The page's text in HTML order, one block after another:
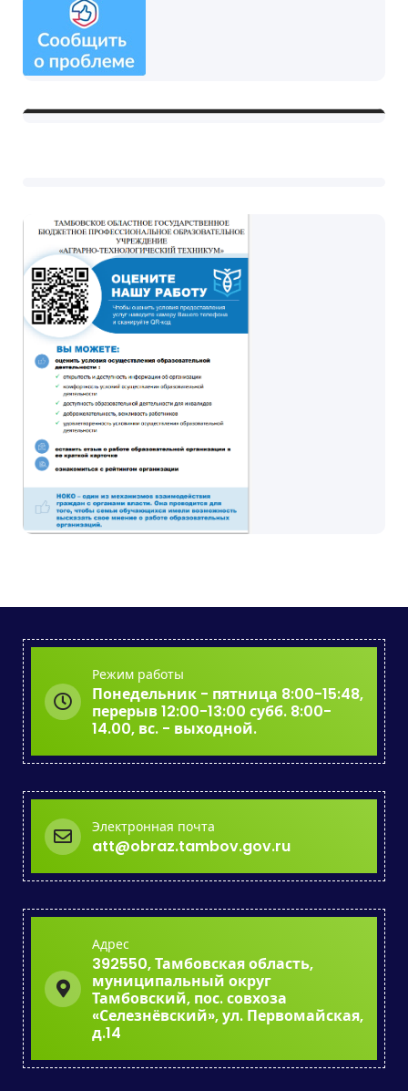
Режим работы
Понедельник - пятница 8:00-15:48,
перерыв 12:00-13:00 субб. 8:00-
14.00, вс. - выходной.
Электронная почта
att@obraz.tambov.gov.ru
Адрес
392550, Тамбовская область,
муниципальный округ
Тамбовский, пос. совхоза
«Селезнёвский», ул. Первомайская,
д.14